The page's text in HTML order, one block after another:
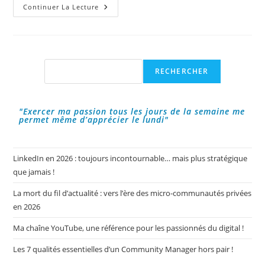
Continuer La Lecture 2018
A
Rechercher
RECHERCHER
"Exercer ma passion tous les jours de la semaine me
permet même d’apprécier le lundi"
LinkedIn en 2026 : toujours incontournable… mais plus stratégique
que jamais !
La mort du fil d’actualité : vers l’ère des micro-communautés privées
en 2026
Ma chaîne YouTube, une référence pour les passionnés du digital !
Les 7 qualités essentielles d’un Community Manager hors pair !